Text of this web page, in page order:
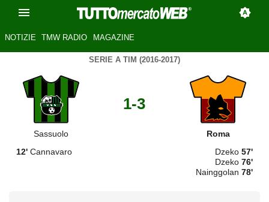
NOTIZIE TMW RADIO MAGAZINE
SERIE A TIM (2016-2017)
Sassuolo
1-3
Roma
12' Cannavaro Dzeko 57'
Dzeko 76'
Nainggolan 78'